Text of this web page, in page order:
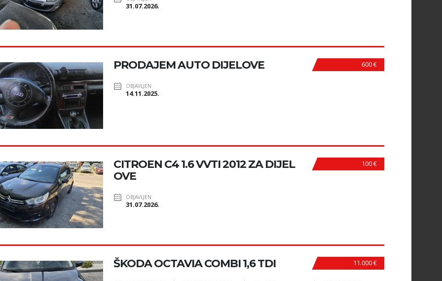
31.07.2026.
600 €
PRODAJEM AUTO DIJELOVE
OBJAVLJEN
14.11.2025.
100 €
CITROEN C4 1.6 VVTI 2012 ZA DIJEL
OVE
OBJAVLJEN
31.07.2026.
11.000 €
ŠKODA OCTAVIA COMBI 1,6 TDI